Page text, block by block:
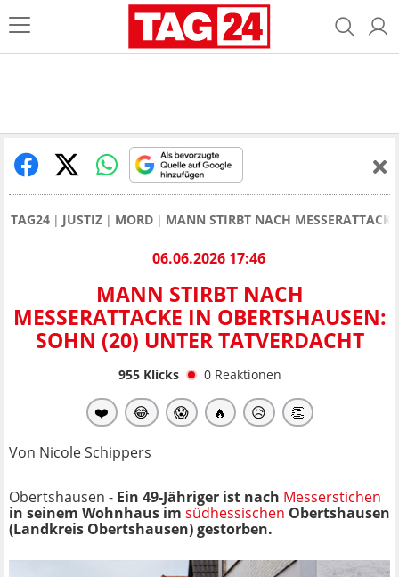
TAG24 JUSTIZ MORD MANN STIRBT NACH
06.06.2026 17:46
MANN STIRBT NACH
MESSERATTACKE IN OBERTSHAUSEN:
SOHN (20) UNTER TATVERDACHT
955Klicks 0 Reaktionen
❤️ 😂 😱 🔥 😥 👏
Von Nicole Schippers
Obertshausen - Ein 49-Jähriger ist nach Messerstichen
in seinem Wohnhaus im südhessischen Obertshausen
(Landkreis Obertshausen) gestorben.